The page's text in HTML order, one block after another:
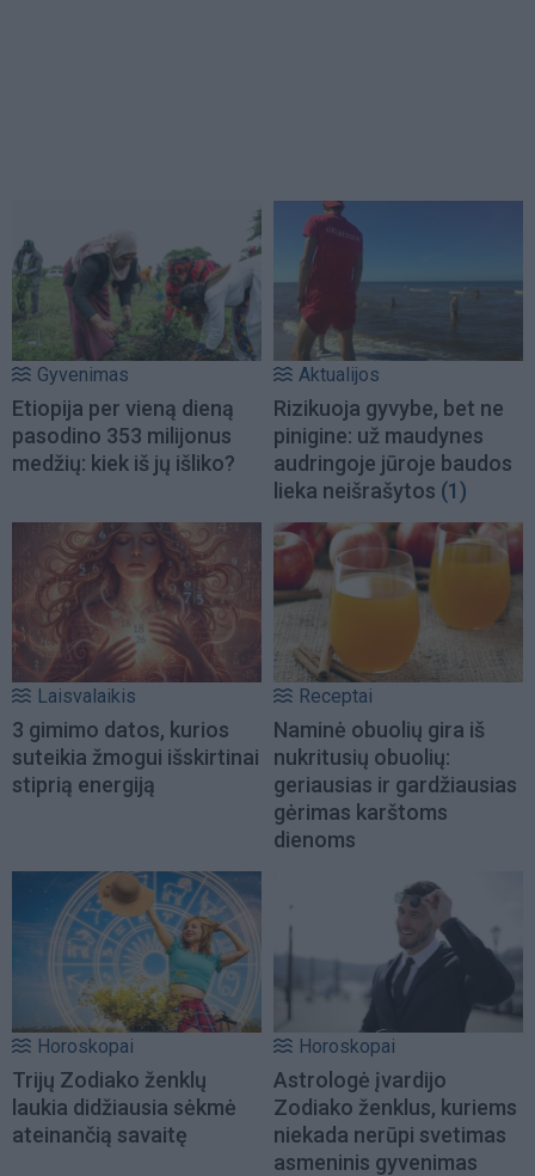
Gyvenimas
Etiopija per vieną dieną
pasodino 353 milijonus
medžių: kiek iš jų išliko?
Aktualijos
Rizikuoja gyvybe, bet ne
pinigine: už maudynes
audringoje jūroje baudos
lieka neišrašytos (1)
Laisvalaikis
3 gimimo datos, kurios
suteikia žmogui išskirtinai
stiprią energiją
Receptai
Naminė obuolių gira iš
nukritusių obuolių:
geriausias ir gardžiausias
gėrimas karštoms
dienoms
Horoskopai
Trijų Zodiako ženklų
laukia didžiausia sėkmė
ateinančią savaitę
Horoskopai
Astrologė įvardijo
Zodiako ženklus, kuriems
niekada nerūpi svetimas
asmeninis gyvenimas